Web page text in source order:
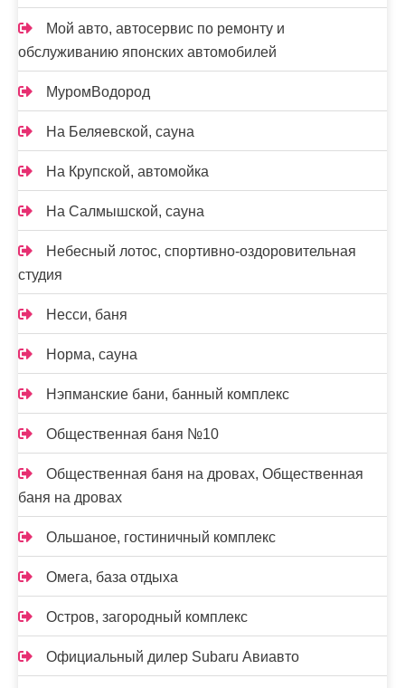
Мой авто, автосервис по ремонту и
обслуживанию японских автомобилей
МуромВодород
На Беляевской, сауна
На Крупской, автомойка
На Салмышской, сауна
Небесный лотос, спортивно-оздоровительная
студия
Несси, баня
Норма, сауна
Нэпманские бани, банный комплекс
Общественная баня №10
Общественная баня на дровах, Общественная
баня на дровах
Ольшаное, гостиничный комплекс
Омега, база отдыха
Остров, загородный комплекс
Официальный дилер Subaru Авиавто